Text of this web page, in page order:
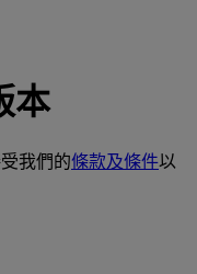
本
我們的條款及條件以